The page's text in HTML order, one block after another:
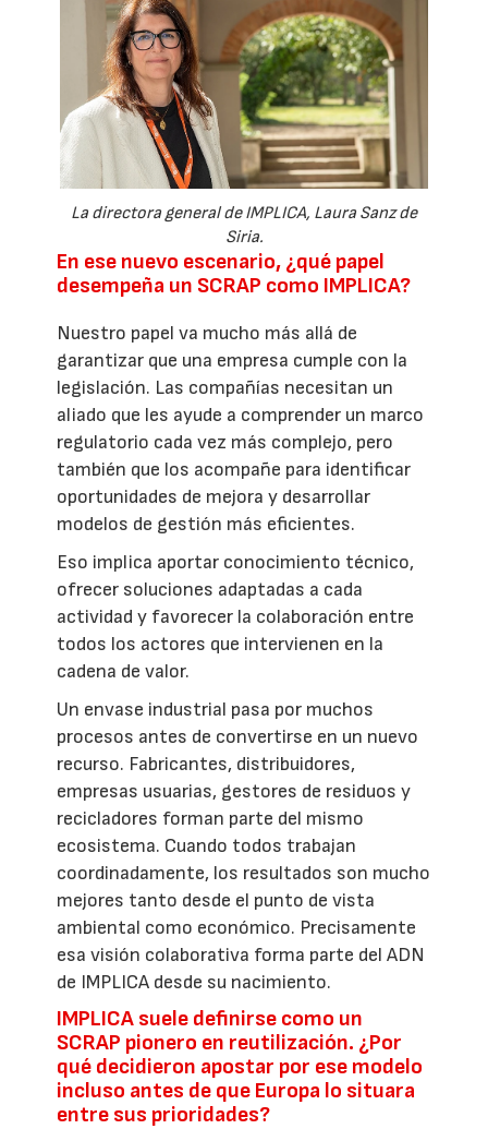
La directora general de IMPLICA, Laura Sanz de
Siria.
En ese nuevo escenario, ¿qué papel
desempeña un SCRAP como IMPLICA?
Nuestro papel va mucho más allá de
garantizar que una empresa cumple con la
legislación. Las compañías necesitan un
aliado que les ayude a comprender un marco
regulatorio cada vez más complejo, pero
también que los acompañe para identificar
oportunidades de mejora y desarrollar
modelos de gestión más eficientes.
Eso implica aportar conocimiento técnico,
ofrecer soluciones adaptadas a cada
actividad y favorecer la colaboración entre
todos los actores que intervienen en la
cadena de valor.
Un envase industrial pasa por muchos
procesos antes de convertirse en un nuevo
recurso. Fabricantes, distribuidores,
empresas usuarias, gestores de residuos y
recicladores forman parte del mismo
ecosistema. Cuando todos trabajan
coordinadamente, los resultados son mucho
mejores tanto desde el punto de vista
ambiental como económico. Precisamente
esa visión colaborativa forma parte del ADN
de IMPLICA desde su nacimiento.
IMPLICA suele definirse como un
SCRAP pionero en reutilización. ¿Por
qué decidieron apostar por ese modelo
incluso antes de que Europa lo situara
entre sus prioridades?